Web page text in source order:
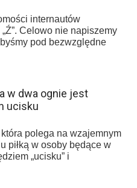
internautów
Celowo nie napiszemy
pod bezwzględne
w dwa ognie jest
ucisku
polega na wzajemnym
piłką w osoby będące w
„ucisku” i